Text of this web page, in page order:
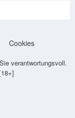
Cookies
verantwortungsvoll.